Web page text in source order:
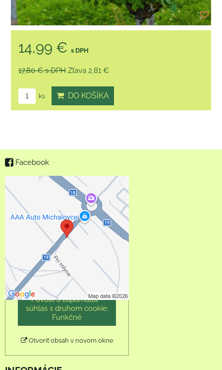
14,99 € s DPH
17,80 €s DPH Zľava 2,81 €
ks DO KOŠÍKA
Facebook
Externý obsah je
blokovaný Voľbami
súkromia
Prajete si načítať externý
obsah?
Povoliť tentokrát
Povoliť a zapamätať -
súhlas s druhom cookie:
Funkčné
Otvoriť obsah v novom okne